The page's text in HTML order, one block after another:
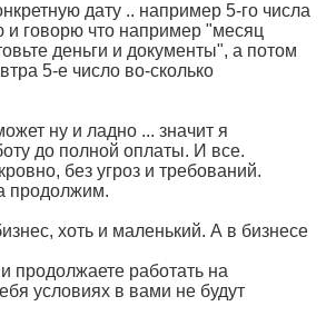
дату .. например 5-го числа
и говорю что например "месяц
деньги и документы", а потом
5-е число во-сколько
ну и ладно ... значит я
до полной оплаты. И все.
без угроз и требований.
продолжим.
хоть и маленький. А в бизнесе
продолжаете работать на
условиях в вами не будут